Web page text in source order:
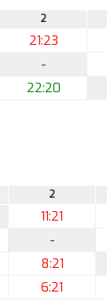
2
21:23
-
22:20
2
11:21
-
8:21
6:21